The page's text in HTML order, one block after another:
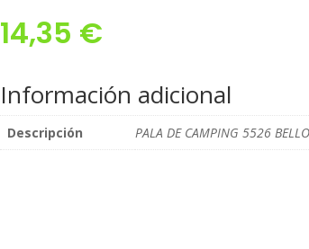
14,35 €
Información adicional
Descripción PALA DE CAMPING 5526